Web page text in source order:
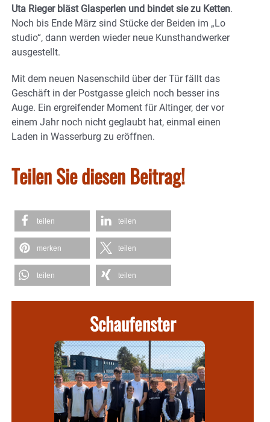
Uta Rieger bläst Glasperlen und bindet sie zu Ketten.
Noch bis Ende März sind Stücke der Beiden im „Lo
studio“, dann werden wieder neue Kunsthandwerker
ausgestellt.
Mit dem neuen Nasenschild über der Tür fällt das
Geschäft in der Postgasse gleich noch besser ins
Auge. Ein ergreifender Moment für Altinger, der vor
einem Jahr noch nicht geglaubt hat, einmal einen
Laden in Wasserburg zu eröffnen.
Teilen Sie diesen Beitrag!
teilen teilen
merken teilen
teilen teilen
Schaufenster